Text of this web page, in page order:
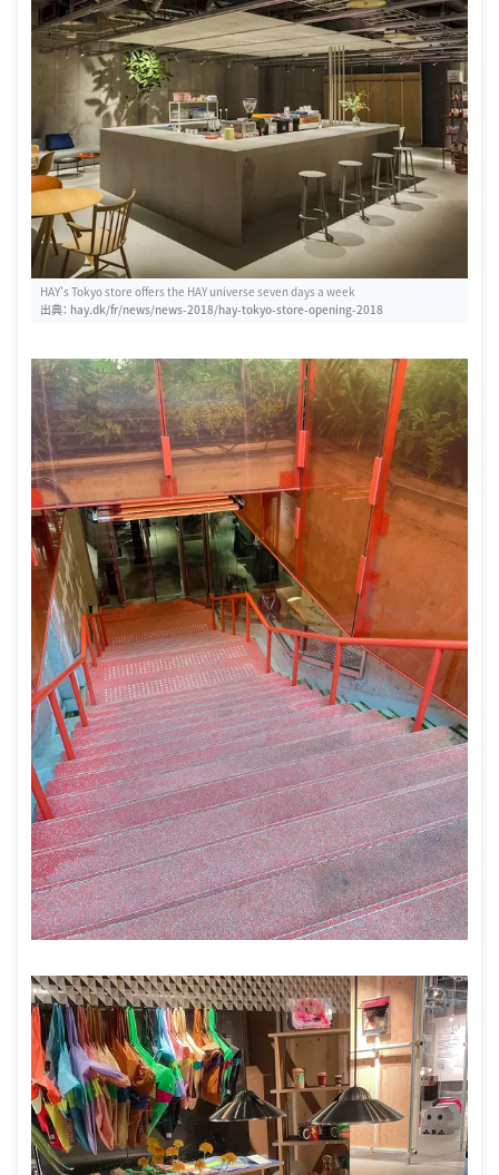
HAY's Tokyo store offers the HAY universe seven days a week
出典： hay.dk/fr/news/news-2018/hay-tokyo-store-opening-2018